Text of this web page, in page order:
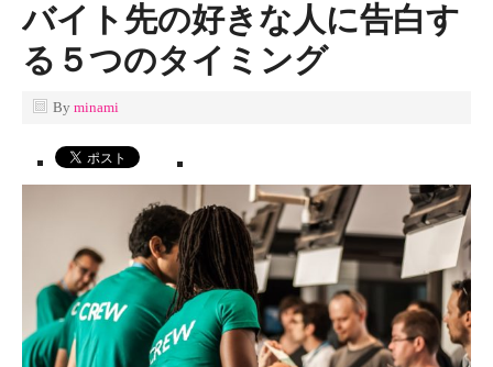
バイト先の好きな人に告白す
る５つのタイミング
By minami